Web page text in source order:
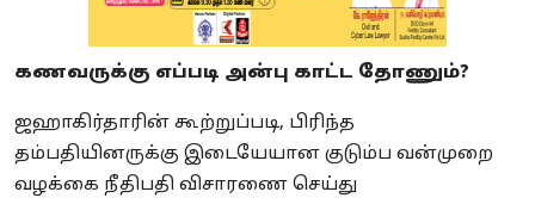
கணவருக்கு எப்படி அன்பு காட்ட தோணும்?
ஜஹாகிர்தாரின் கூற்றுப்படி, பிரிந்த
தம்பதியினருக்கு இடையேயான குடும்ப வன்முறை
வழக்கை நீதிபதி விசாரணை செய்து